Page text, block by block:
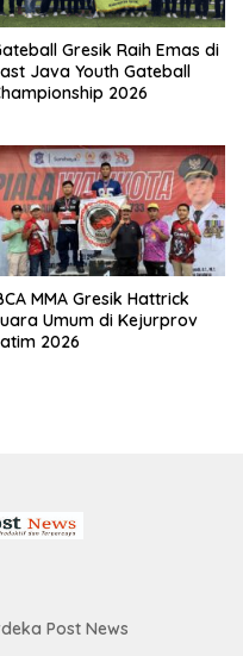
Gresik Raih Emas di
Java Youth Gateball
2026
MMA Gresik Hattrick
Umum di Kejurprov
2026
Post News